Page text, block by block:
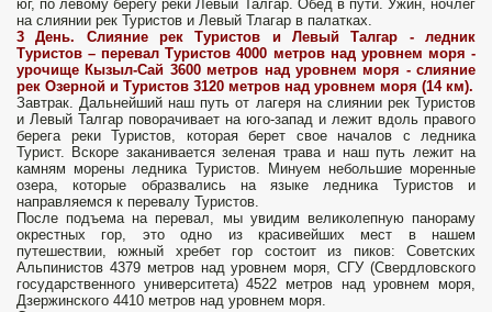
юг, по левому берегу реки Левый Талгар. Обед в пути. Ужин, ночлег
на слиянии рек Туристов и Левый Тлагар в палатках.
3 День.
Слияние рек Туристов и Левый Талгар - ледник
Туристов – перевал Туристов 4000 метров над уровнем моря -
урочище Кызыл-Сай 3600 метров над уровнем моря - слияние
рек Озерной и Туристов 3120 метров над уровнем моря (14 км).
Завтрак. Дальнейший наш путь от лагеря на слиянии рек Туристов
и Левый Талгар поворачивает на юго-запад и лежит вдоль правого
берега реки Туристов, которая берет свое началов с ледника
Турист. Вскоре заканивается зеленая трава и наш путь лежит на
камням морены ледника Туристов. Минуем небольшие моренные
озера, которые образвались на языке ледника Туристов и
направляемся к перевалу Туристов.
После подъема на перевал, мы увидим великолепную панораму
окрестных гор, это одно из красивейших мест в нашем
путешествии, южный хребет гор состоит из пиков: Советских
Альпинистов 4379 метров над уровнем моря, СГУ (Свердловского
государственного университета) 4522 метров над уровнем моря,
Дзержинского 4410 метров над уровнем моря.